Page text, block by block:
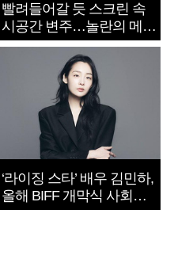
빨려들어갈 듯 스크린 속
시공간 변주…놀란의 메시
지는 ‘전쟁 속죄’
‘라이징 스타’ 배우 김민하,
올해 BIFF 개막식 사회자
확정